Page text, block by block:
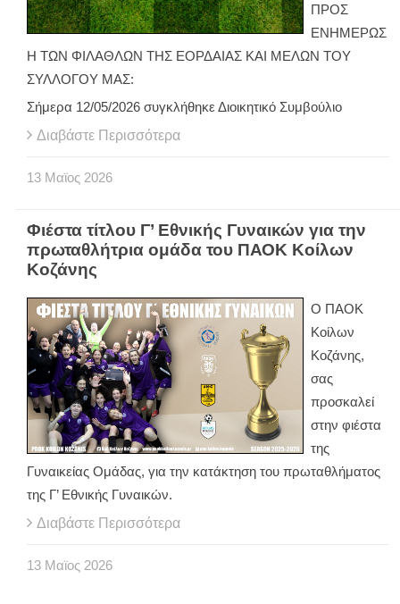
ΠΡΟΣ
ΕΝΗΜΕΡΩΣ
Η ΤΩΝ ΦΙΛΑΘΛΩΝ ΤΗΣ ΕΟΡΔΑΙΑΣ ΚΑΙ ΜΕΛΩΝ ΤΟΥ
ΣΥΛΛΟΓΟΥ ΜΑΣ:
Σήμερα 12/05/2026 συγκλήθηκε Διοικητικό Συμβούλιο
Διαβάστε Περισσότερα
13 Μαϊος 2026
Φιέστα τίτλου Γ’ Εθνικής Γυναικών για την
πρωταθλήτρια ομάδα του ΠΑΟΚ Κοίλων
Κοζάνης
Ο ΠΑΟΚ
Κοίλων
Κοζάνης,
σας
προσκαλεί
στην φιέστα
της
Γυναικείας Ομάδας, για την κατάκτηση του πρωταθλήματος
της Γ’ Εθνικής Γυναικών.
Διαβάστε Περισσότερα
13 Μαϊος 2026